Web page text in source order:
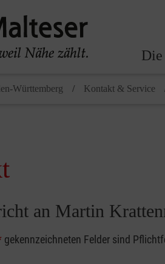
Württemberg Kontakt & Service
an Martin
gekennzeichneten Felder sind